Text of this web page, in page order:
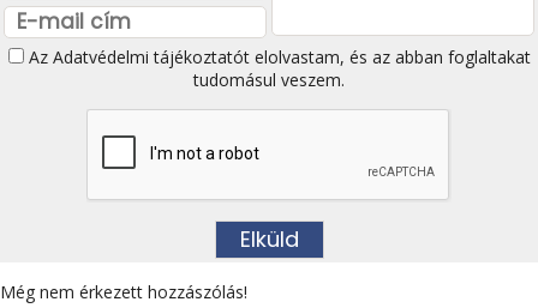
Az Adatvédelmi tájékoztatótelolvastam, és az abban foglaltakat
tudomásul veszem.
Még nem érkezett hozzászólás!